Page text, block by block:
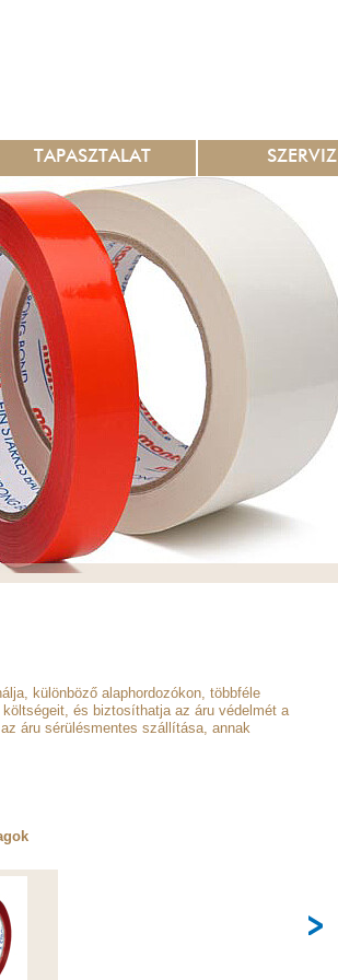
TAPASZTALAT SZERVIZ
különböző alaphordozókon, többféle
és biztosíthatja az áru védelmét a
áru sérülésmentes szállítása, annak